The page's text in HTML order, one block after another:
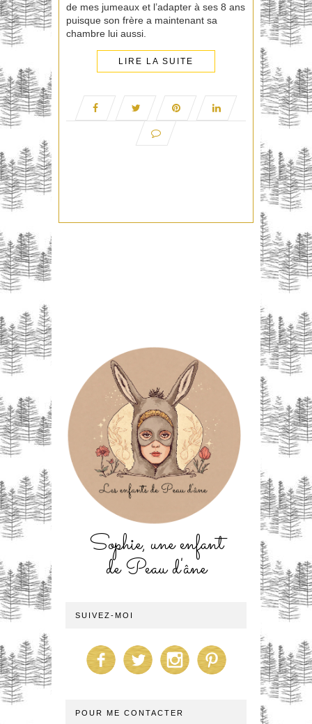
de mes jumeaux et l’adapter à ses 8 ans
puisque son frère a maintenant sa
chambre lui aussi.
LIRE LA SUITE
Sophie, une enfant
de Peau d'âne
SUIVEZ-MOI
POUR ME CONTACTER